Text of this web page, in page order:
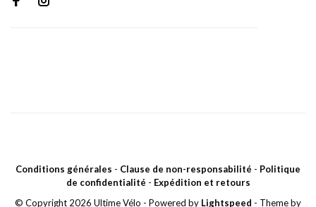
Conditions générales - Clause de non-responsabilité - Politique
de confidentialité - Expédition et retours
© Copyright 2026 Ultime Vélo - Powered by Lightspeed - Theme by